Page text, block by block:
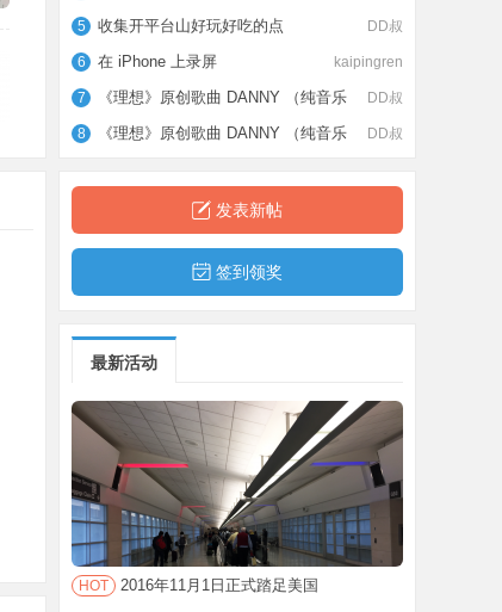
第2首《见三次面》原创歌曲 DANNY DENG主唱
DD叔
5 收集开平台山好玩好吃的点
kaipingren
6 在 iPhone 上录屏
DD叔
7
《理想》原创歌曲 DANNY （纯音乐
女声卡拉OK版）
DD叔
8
《理想》原创歌曲 DANNY （纯音乐
发表新帖
签到领奖
最新活动
HOT 2016年11月1日正式踏足美国